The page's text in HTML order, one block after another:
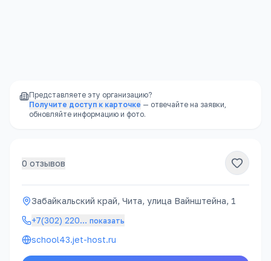
Представляете эту организацию?
Получите доступ к карточке — отвечайте на заявки,
обновляйте информацию и фото.
0 отзывов
Забайкальский край, Чита, улица Вайнштейна, 1
+7(302) 220… показать
school43.jet-host.ru